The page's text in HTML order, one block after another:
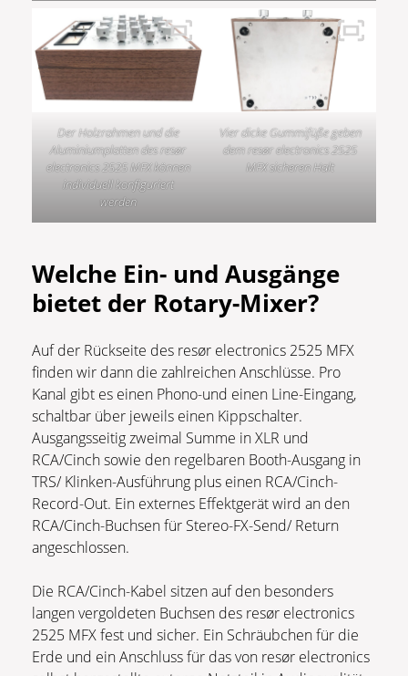
Der Holzrahmen und die
Aluminiumplatten des resør
electronics 2525 MFX können
individuell konfiguriert
werden
Vier dicke Gummifüße geben
dem resør electronics 2525
MFX sicheren Halt
Welche Ein- und Ausgänge
bietet der Rotary-Mixer?
Auf der Rückseite des resør electronics 2525 MFX
finden wir dann die zahlreichen Anschlüsse. Pro
Kanal gibt es einen Phono-und einen Line-Eingang,
schaltbar über jeweils einen Kippschalter.
Ausgangsseitig zweimal Summe in XLR und
RCA/Cinch sowie den regelbaren Booth-Ausgang in
TRS/ Klinken-Ausführung plus einen RCA/Cinch-
Record-Out. Ein externes Effektgerät wird an den
RCA/Cinch-Buchsen für Stereo-FX-Send/ Return
angeschlossen.
Die RCA/Cinch-Kabel sitzen auf den besonders
langen vergoldeten Buchsen des resør electronics
2525 MFX fest und sicher. Ein Schräubchen für die
Erde und ein Anschluss für das von resør electronics